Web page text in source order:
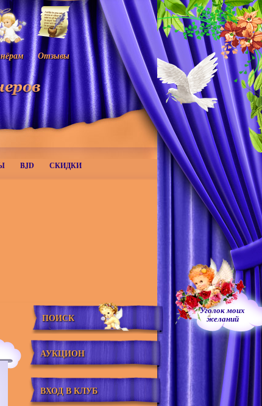
Отзывы
BJD СКИДКИ
Уголок моих
желаний
ПОИСК
АУКЦИОН
ВХОД В КЛУБ